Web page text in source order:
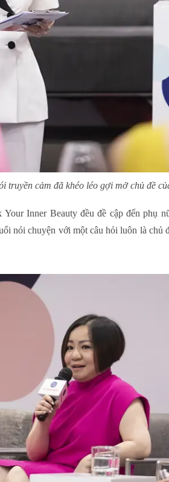
cảm đã khéo léo gợi mở chủ đề
Inner Beauty đều đề cập đến phụ
nói chuyện với một câu hỏi luôn là chủ